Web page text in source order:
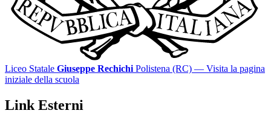
Liceo Statale Giuseppe Rechichi Polistena (RC) — Visita la pagina
iniziale della scuola
Link Esterni